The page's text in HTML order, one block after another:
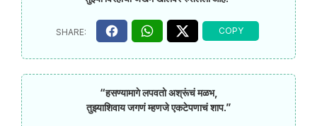
“हसण्यामागे लपवतो अश्रूंचं मळभ,
तुझ्याशिवाय जगणं म्हणजे एकटेपणाचं शाप.”